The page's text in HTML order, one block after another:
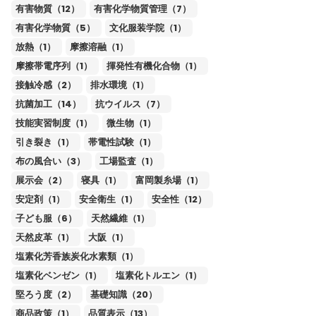
有害物質（12）
有害化学物質管理（7）
有害化学物質（5）
文化服装学院（1）
放熱（1）
摩擦溶融（1）
摩擦帯電序列（1）
揮発性有機化合物（1）
接触冷感（2）
排水環境（1）
抗菌加工（14）
抗ウイルス（7）
技能実習制度（1）
微生物（1）
引き裂き（1）
帯電性試験（1）
布の風合い（3）
工場監査（1）
展示会（2）
寝具（1）
富岡製糸場（1）
安定剤（1）
安全衛生（1）
安全性（12）
子ども服（6）
天然繊維（1）
天然皮革（1）
大阪（1）
塩素化芳香族炭化水素類（1）
塩素化ベンゼン（1）
塩素化トルエン（1）
堅ろう度（2）
基礎知識（20）